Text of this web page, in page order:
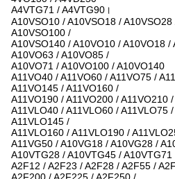
A4VTG71 / A4VTG90।
A10VSO10 / A10VSO18 /
A10VSO100 /
A10VSO140 / A10VO10 / A10VO18 /
A10VO63 / A10VO85 /
A10VO71 / A10VO100 / A10VO140
A11VO40 / A11VO60 / A11VO75 /
A11VO145 / A11VO160 /
A11VO190 / A11VO200 / A11VO210
A11VLO40 / A11VLO60 / A11VLO75
A11VLO145 /
A11VLO160 / A11VLO190 /
A11VG50 / A10VG18 / A10VG28 /
A10VTG28 / A10VTG45 / A10VTG71
A2F12 / A2F23 / A2F28 / A2F55 /